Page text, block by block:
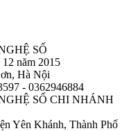
SỐ
năm 2015
Hà Nội
- 0362946884
SỐ CHI NHÁNH
Yên Khánh, Thành Phố